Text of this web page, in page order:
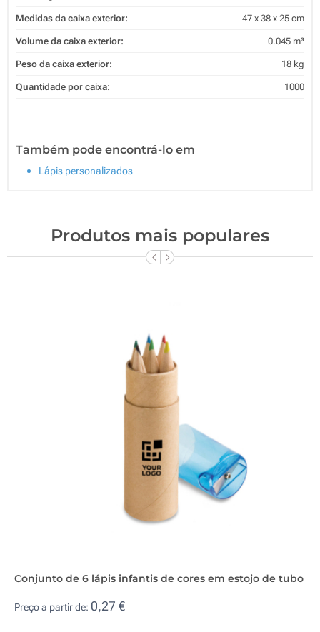
Medidas da caixa exterior: 47 x 38 x 25 cm
Volume da caixa exterior: 0.045 m³
Peso da caixa exterior: 18 kg
Quantidade por caixa: 1000
Também pode encontrá-lo em
Lápis personalizados
Produtos mais populares
Conjunto de 6 lápis infantis de cores em estojo de tubo
Preço a partir de: 0,27 €